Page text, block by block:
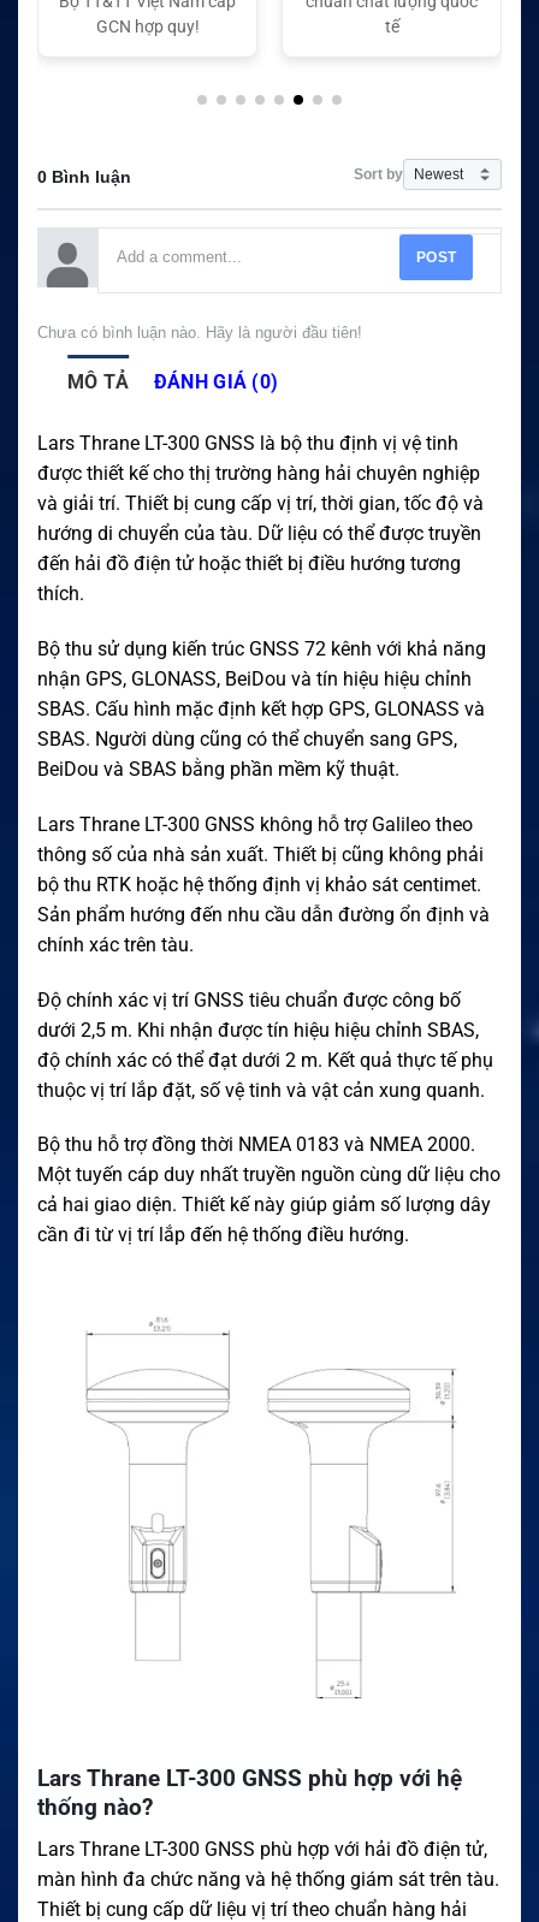
GCN hợp quy!
tế
0 Bình luận Sort by
POST
Chưa có bình luận nào. Hãy là người đầu tiên!
MÔ TẢ ĐÁNH GIÁ (0)
Lars Thrane LT-300 GNSS là bộ thu định vị vệ tinh
được thiết kế cho thị trường hàng hải chuyên nghiệp
và giải trí. Thiết bị cung cấp vị trí, thời gian, tốc độ và
hướng di chuyển của tàu. Dữ liệu có thể được truyền
đến hải đồ điện tử hoặc thiết bị điều hướng tương
thích.
Bộ thu sử dụng kiến trúc GNSS 72 kênh với khả năng
nhận GPS, GLONASS, BeiDou và tín hiệu hiệu chỉnh
SBAS. Cấu hình mặc định kết hợp GPS, GLONASS và
SBAS. Người dùng cũng có thể chuyển sang GPS,
BeiDou và SBAS bằng phần mềm kỹ thuật.
Lars Thrane LT-300 GNSS không hỗ trợ Galileo theo
thông số của nhà sản xuất. Thiết bị cũng không phải
bộ thu RTK hoặc hệ thống định vị khảo sát centimet.
Sản phẩm hướng đến nhu cầu dẫn đường ổn định và
chính xác trên tàu.
Độ chính xác vị trí GNSS tiêu chuẩn được công bố
dưới 2,5 m. Khi nhận được tín hiệu hiệu chỉnh SBAS,
độ chính xác có thể đạt dưới 2 m. Kết quả thực tế phụ
thuộc vị trí lắp đặt, số vệ tinh và vật cản xung quanh.
Bộ thu hỗ trợ đồng thời NMEA 0183 và NMEA 2000.
Một tuyến cáp duy nhất truyền nguồn cùng dữ liệu cho
cả hai giao diện. Thiết kế này giúp giảm số lượng dây
cần đi từ vị trí lắp đến hệ thống điều hướng.
Lars Thrane LT-300 GNSS phù hợp với hệ
thống nào?
Lars Thrane LT-300 GNSS phù hợp với hải đồ điện tử,
màn hình đa chức năng và hệ thống giám sát trên tàu.
Thiết bị cung cấp dữ liệu vị trí theo chuẩn hàng hải